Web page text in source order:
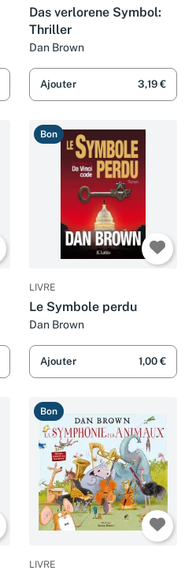
Das verlorene Symbol:
Thriller
Dan Brown
Ajouter 3,19 €
Bon
LIVRE
Le Symbole perdu
Dan Brown
Ajouter 1,00 €
Bon
LIVRE